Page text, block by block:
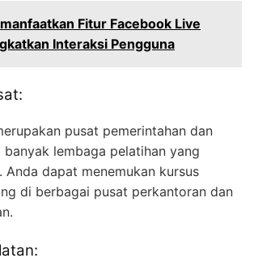
Fitur Facebook Live
Interaksi Pengguna
pusat pemerintahan dan
banyak lembaga pelatihan yang
Anda dapat menemukan kursus
di berbagai pusat perkantoran dan